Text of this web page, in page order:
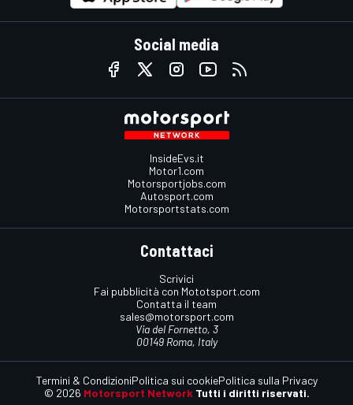
Social media
InsideEvs.it
Motor1.com
Motorsportjobs.com
Autosport.com
Motorsportstats.com
Contattaci
Scrivici
Fai pubblicità con Mototsport.com
Contatta il team
sales@motorsport.com
Via del Fornetto, 3
00149 Roma, Italy
© 2026 Motorsport Network Tutti i diritti riservati.
Termini & CondizioniPolitica sui cookiePolitica sulla Privacy